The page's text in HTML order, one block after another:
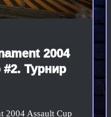
2004
Турнир
2004 Assault Cup